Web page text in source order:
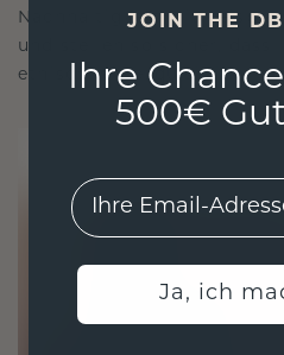
Nachhaltigkeit mit
und stellen so sicher, dass
ethisch wie exquisit ist.
JOIN THE
Ihre
500€
EMail
Ja, ich